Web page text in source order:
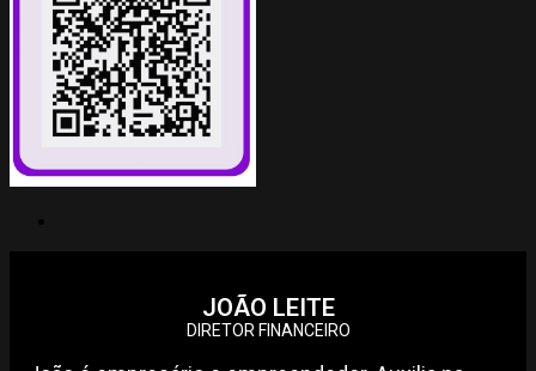
JOÃO LEITE
DIRETOR FINANCEIRO